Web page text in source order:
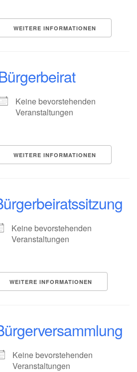
WEITERE INFORMATIONEN
Keine bevorstehenden
Veranstaltungen
WEITERE INFORMATIONEN
Keine bevorstehenden
Veranstaltungen
WEITERE INFORMATIONEN
Keine bevorstehenden
Veranstaltungen